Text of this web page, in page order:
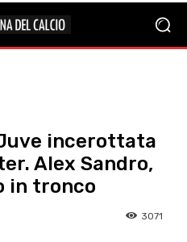
incerottata
Alex Sandro,
in tronco
3071